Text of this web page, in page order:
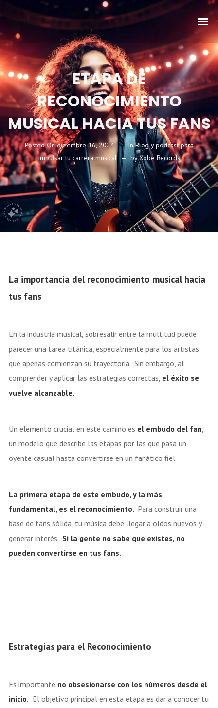
ETAPA DE
RECONOCIMIENTO
MUSICAL HACIA TUS FANS
Posted Ondiciembre 16, 2024 InBlog y podcast para
impulsar tu carrera musical
byXobe Records
La importancia del reconocimiento musical hacia
tus fans
En la industria musical, sobresalir entre la multitud puede
parecer una tarea titánica, especialmente para los artistas
que apenas comienzan su trayectoria. Sin embargo, al
comprender y aplicar las estrategias correctas, el éxito se
vuelve alcanzable.
Un elemento crucial en este camino es el embudo del fan,
un modelo que describe las etapas por las que pasa un
oyente casual hasta convertirse en un fanático fiel.
La primera etapa de este embudo, y la más
fundamental, es el reconocimiento. Para construir una
base de fans sólida, tu música debe llegar a oídos nuevos y
generar interés. Si la gente no sabe que existes, no
pueden convertirse en tus fans.
Estrategias para el Reconocimiento
Es importante no obsesionarse con los números desde el
inicio. El objetivo principal en esta etapa es dar a conocer tu